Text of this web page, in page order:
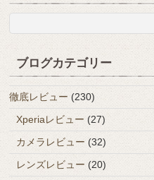
ブログカテゴリー
徹底レビュー (230)
Xperiaレビュー (27)
カメラレビュー (32)
レンズレビュー (20)